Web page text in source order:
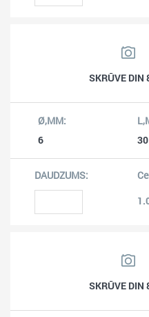
SKRŪVE DIN
6 30
SKRŪVE DIN